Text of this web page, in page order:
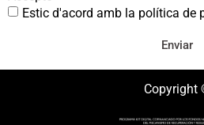
Estic d'acord amb la política de
Enviar
Copyright